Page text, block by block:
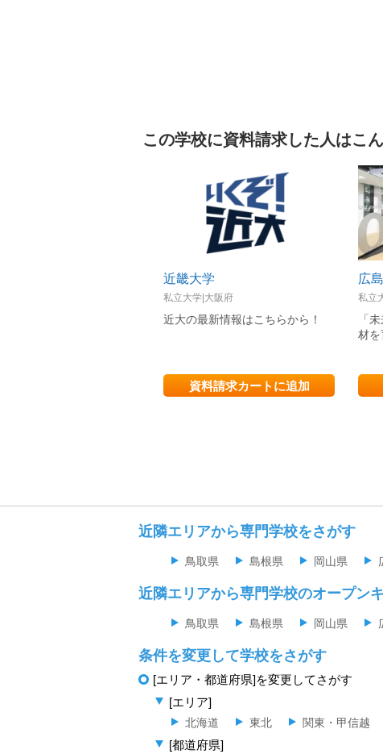
この学校に資料請求した人はこ
近畿大学
私立大学|大阪府
近大の最新情報はこちらから！
資料請求カートに追加
広
私立
「
材を
近隣エリアから専門学校をさがす
鳥取県 島根県 岡山県
近隣エリアから専門学校のオープン
鳥取県 島根県 岡山県
条件を変更して学校をさがす
[エリア・都道府県]を変更してさがす
[エリア]
北海道 東北 関東・甲信越
[都道府県]